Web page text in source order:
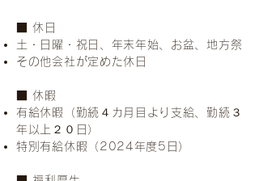
■ 休日
土・日曜・祝日、年末年始、お盆、地方祭
その他会社が定めた休日
■ 休暇
有給休暇（勤続４カ月目より支給、勤続３
年以上２０日）
特別有給休暇（2024年度5日）